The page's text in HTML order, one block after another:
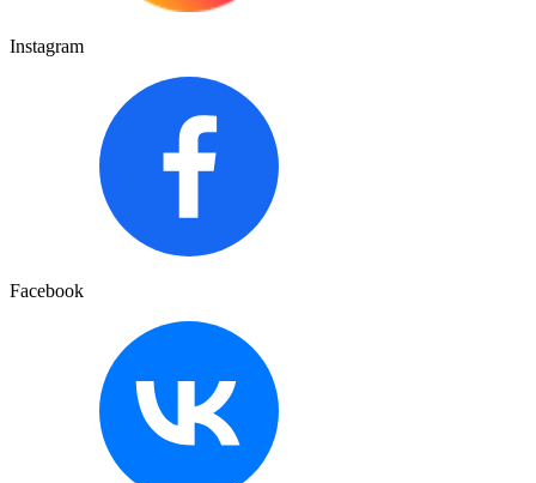
Instagram
Facebook